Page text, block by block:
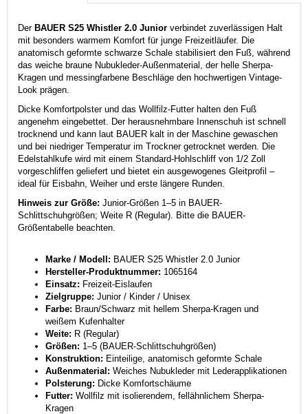
Der BAUER S25 Whistler 2.0 Junior verbindet zuverlässigen Halt
mit besonders warmem Komfort für junge Freizeitläufer. Die
anatomisch geformte schwarze Schale stabilisiert den Fuß, während
das weiche braune Nubukleder-Außenmaterial, der helle Sherpa-
Kragen und messingfarbene Beschläge den hochwertigen Vintage-
Look prägen.
Dicke Komfortpolster und das Wollfilz-Futter halten den Fuß
angenehm eingebettet. Der herausnehmbare Innenschuh ist schnell
trocknend und kann laut BAUER kalt in der Maschine gewaschen
und bei niedriger Temperatur im Trockner getrocknet werden. Die
Edelstahlkufe wird mit einem Standard-Hohlschliff von 1/2 Zoll
vorgeschliffen geliefert und bietet ein ausgewogenes Gleitprofil –
ideal für Eisbahn, Weiher und erste längere Runden.
Hinweis zur Größe: Junior-Größen 1–5 in BAUER-
Schlittschuhgrößen; Weite R (Regular). Bitte die BAUER-
Größentabelle beachten.
Marke / Modell: BAUER S25 Whistler 2.0 Junior
Hersteller-Produktnummer: 1065164
Einsatz: Freizeit-Eislaufen
Zielgruppe: Junior / Kinder / Unisex
Farbe: Braun/Schwarz mit hellem Sherpa-Kragen und
weißem Kufenhalter
Weite: R (Regular)
Größen: 1–5 (BAUER-Schlittschuhgrößen)
Konstruktion: Einteilige, anatomisch geformte Schale
Außenmaterial: Weiches Nubukleder mit Lederapplikationen
Polsterung: Dicke Komfortschäume
Futter: Wollfilz mit isolierendem, fellähnlichem Sherpa-
Kragen